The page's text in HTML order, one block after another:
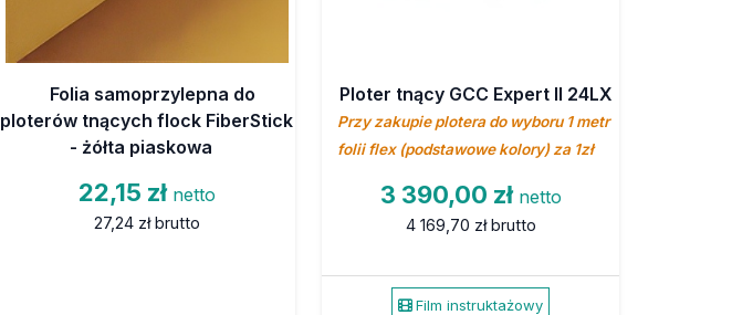
Folia samoprzylepna do
ploterów tnących flock FiberStick
- żółta piaskowa
22,15 zł netto
27,24 zł brutto
Ploter tnący GCC Expert II 24LX
Przy zakupie plotera do wyboru 1 metr
folii flex (podstawowe kolory) za 1zł
3 390,00 zł netto
4 169,70 zł brutto
Film instruktażowy